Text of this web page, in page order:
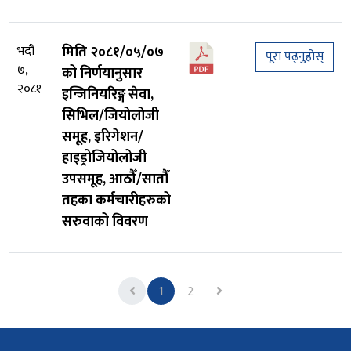
भदौ
७,
२०८१
मिति २०८१/०५/०७
को निर्णयानुसार
इन्जिनियरिङ्ग सेवा,
सिभिल/जियोलोजी
समूह, इरिगेशन/
हाइड्रोजियोलोजी
उपसमूह, आठौँ/सातौँ
तहका कर्मचारीहरुको
सरुवाको विवरण
पूरा पढ्नुहोस्
Previous
1 2 Next